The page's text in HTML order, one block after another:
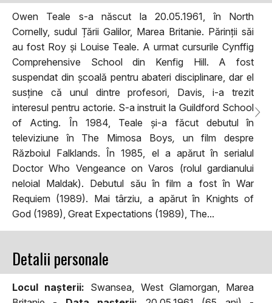
Owen Teale s-a născut la 20.05.1961, în North
Cornelly, sudul Țării Galilor, Marea Britanie. Părinții săi
au fost Roy și Louise Teale. A urmat cursurile Cynffig
Comprehensive School din Kenfig Hill. A fost
suspendat din școală pentru abateri disciplinare, dar el
susține că unul dintre profesori, Davis, i-a trezit
interesul pentru actorie. S-a instruit la Guildford School
of Acting. În 1984, Teale și-a făcut debutul în
televiziune în The Mimosa Boys, un film despre
Războiul Falklands. În 1985, el a apărut în serialul
Doctor Who Vengeance on Varos (rolul gardianului
neloial Maldak). Debutul său în film a fost în War
Requiem (1989). Mai târziu, a apărut în Knights of
God (1989), Great Expectations (1989), The...
Detalii personale
Locul naşterii: Swansea, West Glamorgan, Marea